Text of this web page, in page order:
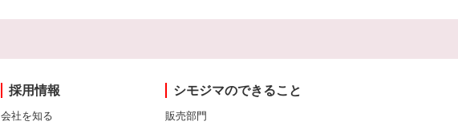
採用情報
会社を知る
シモジマのできること
販売部門